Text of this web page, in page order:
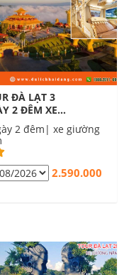
ĐÀ LẠT 3
2 ĐÊM XE
NẰM
2 đêm| xe giường
2.590.000